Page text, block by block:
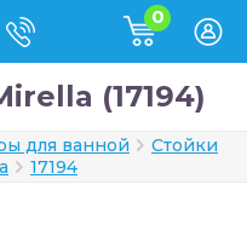
0
(17194)
для ванной
Стойки
17194